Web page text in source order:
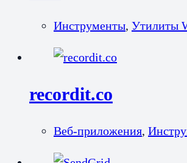
Инструменты, Утилиты
recordit.co
Веб-приложения,